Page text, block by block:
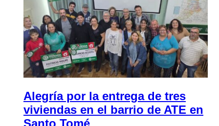
Alegría por la entrega de tres
viviendas en el barrio de ATE en